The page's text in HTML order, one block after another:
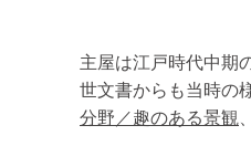
主屋は江戸時代中期
世文書からも当時の
分野／趣のある景観